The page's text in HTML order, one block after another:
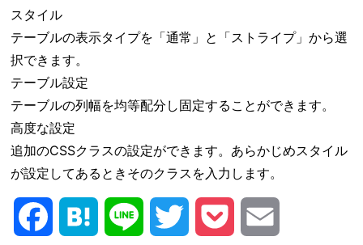
スタイル
テーブルの表示タイプを「通常」と「ストライプ」から選
択できます。
テーブル設定
テーブルの列幅を均等配分し固定することができます。
高度な設定
追加のCSSクラスの設定ができます。あらかじめスタイル
が設定してあるときそのクラスを入力します。
FacebookHatena Line Twitter Pocket